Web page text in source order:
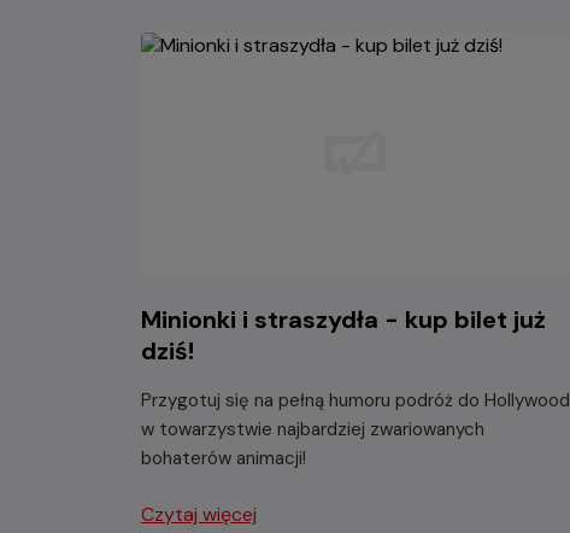
Minionki i straszydła - kup bilet już
dziś!
Przygotuj się na pełną humoru podróż do Hollywood
w towarzystwie najbardziej zwariowanych
bohaterów animacji!
Czytaj więcej